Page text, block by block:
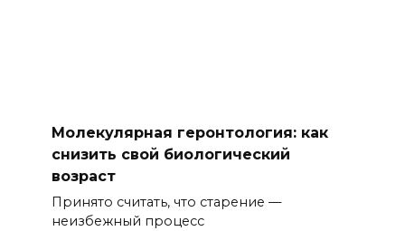
Молекулярная геронтология: как
снизить свой биологический
возраст
Принято считать, что старение —
неизбежный процесс